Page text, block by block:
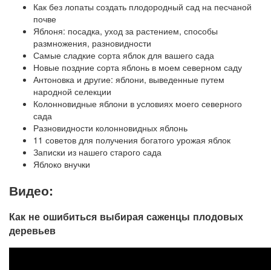
Как без лопаты создать плодородный сад на песчаной
почве
Яблоня: посадка, уход за растением, способы
размножения, разновидности
Самые сладкие сорта яблок для вашего сада
Новые поздние сорта яблонь в моем северном саду
Антоновка и другие: яблони, выведенные путем
народной селекции
Колонновидные яблони в условиях моего северного
сада
Разновидности колонновидных яблонь
11 советов для получения богатого урожая яблок
Записки из нашего старого сада
Яблоко внучки
Видео:
Как не ошибиться выбирая саженцы плодовых
деревьев